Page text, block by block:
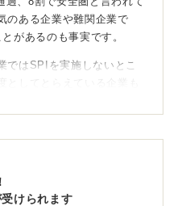
のある企業や難関企業で
があるのも事実です。
ではSPIを実施しないとこ
としてとらえている企業も
内に解けるようになろう
きる可能性は高いです。し
るため、合格確実とは言
けられます